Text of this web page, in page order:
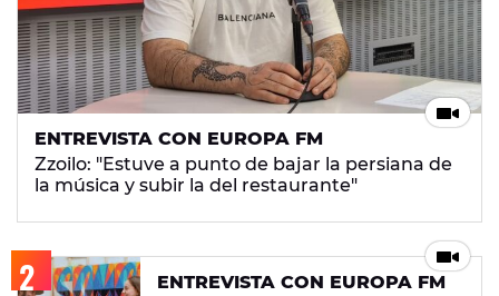
ENTREVISTA CON EUROPA FM
Zzoilo: "Estuve a punto de bajar la persiana de
la música y subir la del restaurante"
ENTREVISTA CON EUROPA FM